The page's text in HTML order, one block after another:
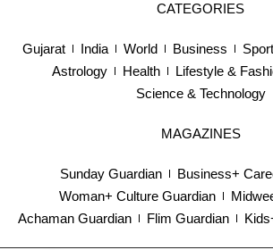
CATEGORIES
Gujarat India World Business
Astrology
Health Lifestyle &
Science & Technology
MAGAZINES
Sunday Guardian
Business+
Woman+ Culture Guardian
Achaman Guardian
Flim Guardian